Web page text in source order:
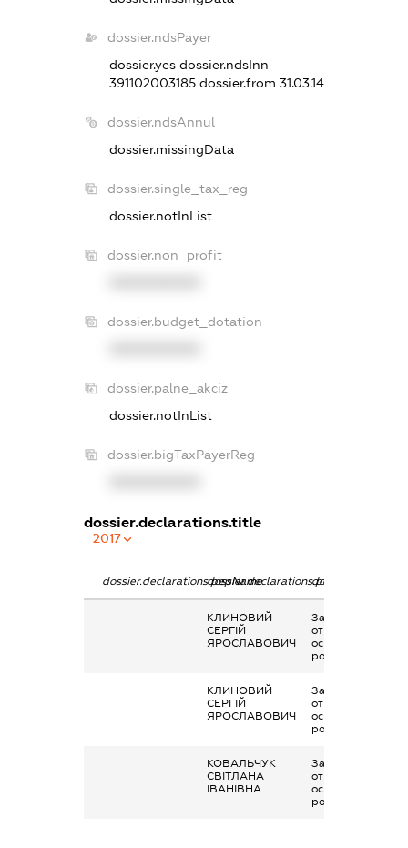
dossier.ndsPayer
dossier.yes dossier.ndsInn
391102003185 dossier.from 31.03.14
dossier.ndsAnnul
dossier.missingData
dossier.single_tax_reg
dossier.notInList
dossier.non_profit
dossier.budget_dotation
dossier.palne_akciz
dossier.notInList
dossier.bigTaxPayerReg
dossier.declarations.title
2017
dossier.declarations.pepNamedossier.declarations.personName
КЛИНОВИЙ
СЕРГІЙ
ЯРОСЛАВОВИЧ
Заробітна плата
отримана за
основним місцем
роботи
КЛИНОВИЙ
СЕРГІЙ
ЯРОСЛАВОВИЧ
Заробітна плата
отримана за
основним місцем
роботи
КОВАЛЬЧУК
СВІТЛАНА
ІВАНІВНА
Заробітна плата
отримана за
основним місцем
роботи